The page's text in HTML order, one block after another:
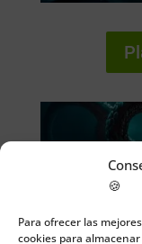
🍪
Para ofrecer las
cookies para